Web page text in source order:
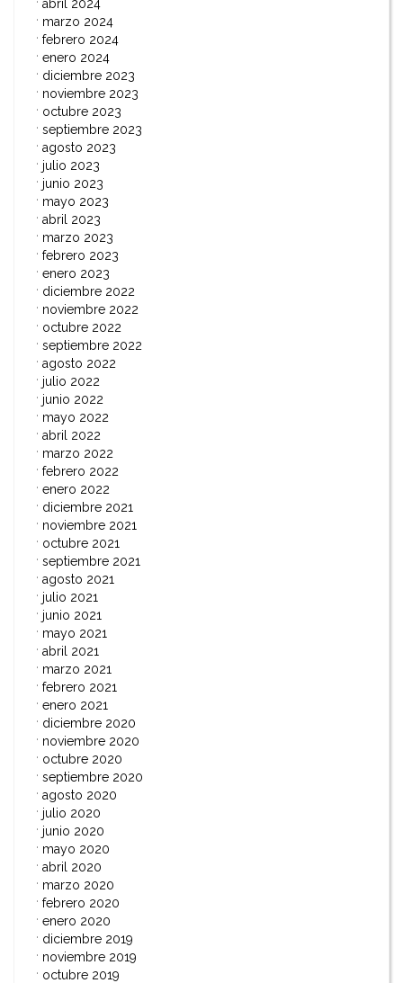
abril 2024
marzo 2024
febrero 2024
enero 2024
diciembre 2023
noviembre 2023
octubre 2023
septiembre 2023
agosto 2023
julio 2023
junio 2023
mayo 2023
abril 2023
marzo 2023
febrero 2023
enero 2023
diciembre 2022
noviembre 2022
octubre 2022
septiembre 2022
agosto 2022
julio 2022
junio 2022
mayo 2022
abril 2022
marzo 2022
febrero 2022
enero 2022
diciembre 2021
noviembre 2021
octubre 2021
septiembre 2021
agosto 2021
julio 2021
junio 2021
mayo 2021
abril 2021
marzo 2021
febrero 2021
enero 2021
diciembre 2020
noviembre 2020
octubre 2020
septiembre 2020
agosto 2020
julio 2020
junio 2020
mayo 2020
abril 2020
marzo 2020
febrero 2020
enero 2020
diciembre 2019
noviembre 2019
octubre 2019